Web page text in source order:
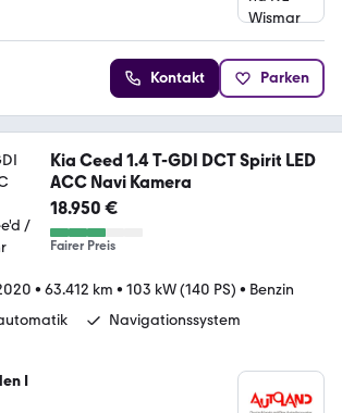
Kontakt Parken
Kia Ceed 1.4 T-GDI DCT Spirit LED
ACC Navi Kamera
18.950 €
Fairer Preis
• 63.412 km • 103 kW (140 PS) • Benzin
Navigationssystem
I